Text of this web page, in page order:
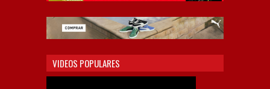
VIDEOS POPULARES